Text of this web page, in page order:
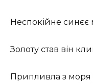
Неспокійне синєє
Золоту став він
Припливла з моря